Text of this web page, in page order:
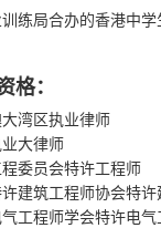
练局合办的香港中学
格：
湾区执业律师
大律师
委员会特许工程师
建筑工程师协会特
工程师学会特许电